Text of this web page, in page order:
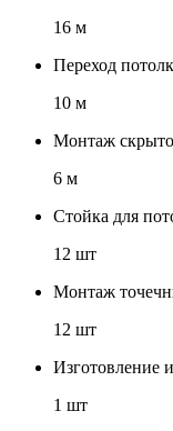
16 м
Переход
10 м
Монтаж
6 м
Стойка для
12 шт
Монтаж
12 шт
Изготовление
1 шт